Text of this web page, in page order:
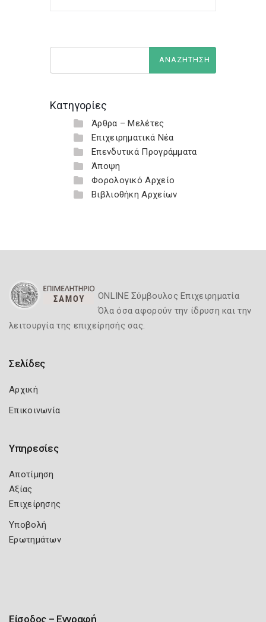
Κατηγορίες
Άρθρα – Μελέτες
Επιχειρηματικά Νέα
Επενδυτικά Προγράμματα
Άποψη
Φορολογικό Αρχείο
Βιβλιοθήκη Αρχείων
ONLINE Σύμβουλος Επιχειρηματία
Όλα όσα αφορούν την ίδρυση και την
λειτουργία της επιχείρησής σας.
Σελίδες
Αρχική
Επικοινωνία
Υπηρεσίες
Αποτίμηση
Αξίας
Επιχείρησης
Υποβολή
Ερωτημάτων
Είσοδος – Εγγραφή